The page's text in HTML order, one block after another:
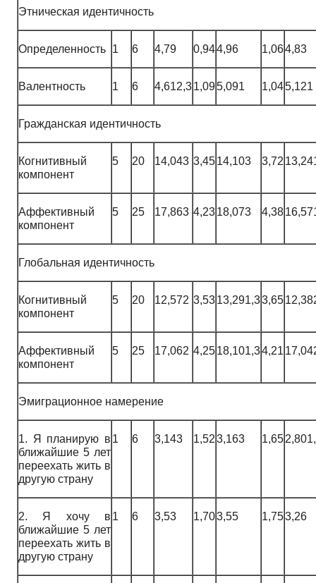
Этническая идентичность
Определенность 1 6 4,79 0,944,96 1,064,83
Валентность 1 6 4,612,31,095,091 1,045,121
Гражданская идентичность
Когнитивный
компонент
5 20 14,043 3,4514,103 3,72
Аффективный
компонент
5 25 17,863 4,2318,073 4,38
Глобальная идентичность
Когнитивный
компонент
5 20 12,572 3,5313,291,33,65
Аффективный
компонент
5 25 17,062 4,2518,101,34,21
Эмиграционное намерение
1. Я планирую в
ближайшие 5 лет
переехать жить в
другую страну
1 6 3,143 1,523,163 1,65
2. Я хочу в
ближайшие 5 лет
переехать жить в
другую страну
1 6 3,53 1,703,55 1,753,26